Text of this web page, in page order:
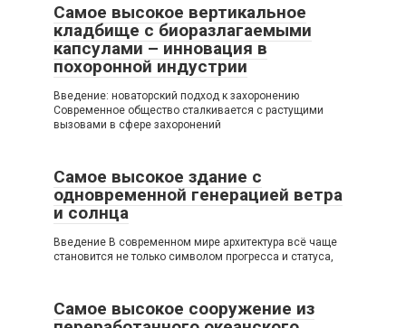
Самое высокое вертикальное
кладбище с биоразлагаемыми
капсулами – инновация в
похоронной индустрии
Введение: новаторский подход к захоронению
Современное общество сталкивается с растущими
вызовами в сфере захоронений
Самое высокое здание с
одновременной генерацией ветра
и солнца
Введение В современном мире архитектура всё чаще
становится не только символом прогресса и статуса,
Самое высокое сооружение из